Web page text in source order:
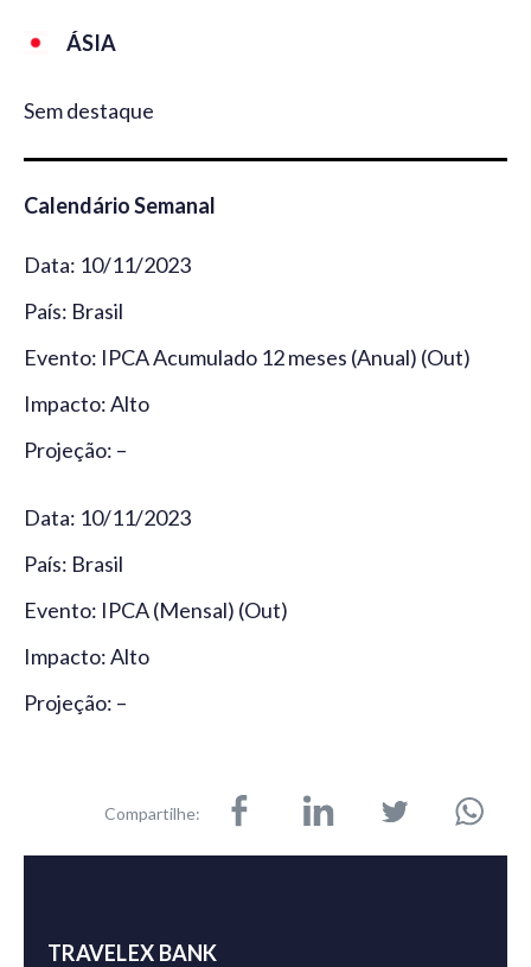
ÁSIA
Sem destaque
Calendário Semanal
Data: 10/11/2023
País: Brasil
Evento: IPCA Acumulado 12 meses (Anual) (Out)
Impacto: Alto
Projeção: –
Data: 10/11/2023
País: Brasil
Evento: IPCA (Mensal) (Out)
Impacto: Alto
Projeção: –
Compartilhe:
TRAVELEX BANK